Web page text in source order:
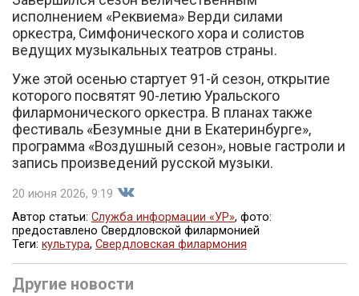
исполнением «Реквиема» Верди силами
оркестра, Симфонического хора и солистов
ведущих музыкальных театров страны.
Уже этой осенью стартует 91-й сезон, открытие
которого посвятят 90-летию Уральского
филармонического оркестра. В планах также
фестиваль «Безумные дни в Екатеринбурге»,
программа «Воздушный сезон», новые гастроли и
запись произведений русской музыки.
20 июня 2026, 9:19
Поделиться
Автор статьи: Служба информации «УР», фото:
предоставлено Свердловской филармонией
Теги: культура, Свердловская филармония
Другие новости